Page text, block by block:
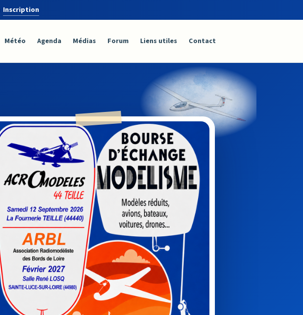
Inscription
Météo Agenda Médias Forum Liens utiles Contact